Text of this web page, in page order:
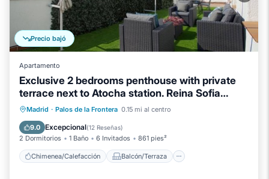
Precio bajó
Apartamento
Exclusive 2 bedrooms penthouse with private
terrace next to Atocha station. Reina Sofia
Terrace
Madrid · Palos de la Frontera 0.15 mi al centro
9.0 Excepcional(12 Reseñas)
2 Dormitorios 1 Baño 6 Invitados 861 pies²
Chimenea/Calefacción Balcón/Terraza
Chimenea/Calefacción
Balcón/Terraza
Cocina
Aire acondicionado